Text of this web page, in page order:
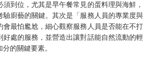
到位，尤其是早午餐常見的蛋料理與海鮮，
驗廚藝的關鍵。其次是「服務人員的專業度與
會最怕尷尬，細心觀察服務人員是否能在不打
好處的服務，並營造出讓對話能自然流動的輕
的關鍵要素。